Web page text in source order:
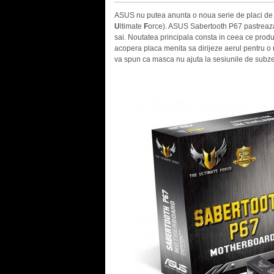
ASUS nu putea anunta o noua serie de placi
U ltimate Force). ASUS Sabertooth P67
sai. Noutatea principala consta in ceea ce
acopera placa menita sa dirijeze aerul pentru
va spun ca masca nu ajuta la sesiunile de